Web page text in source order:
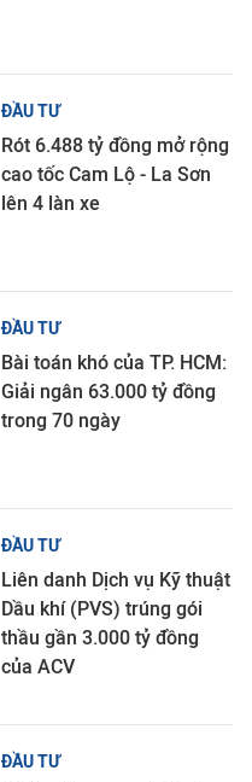
ĐẦU TƯ
Rót 6.488 tỷ đồng mở rộng
cao tốc Cam Lộ - La Sơn
lên 4 làn xe
ĐẦU TƯ
Bài toán khó của TP. HCM:
Giải ngân 63.000 tỷ đồng
trong 70 ngày
ĐẦU TƯ
Liên danh Dịch vụ Kỹ thuật
Dầu khí (PVS) trúng gói
thầu gần 3.000 tỷ đồng
của ACV
ĐẦU TƯ